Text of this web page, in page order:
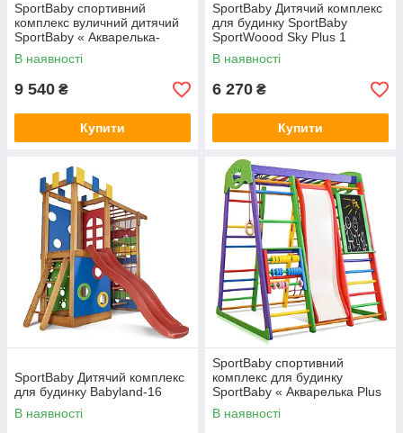
SportBaby спортивний
комплекс вуличний дитячий
SportBaby « Акварелька-
outdoor»
В наявності
9 540 ₴
Купити
SportBaby Дитячий комплекс
для будинку SportBaby
SportWoood Sky Plus 1
В наявності
6 270 ₴
Купити
SportBaby Дитячий комплекс
для будинку Babyland-16
В наявності
SportBaby спортивний
комплекс для будинку
SportBaby « Акварелька Plus
7»
В наявності